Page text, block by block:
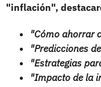
"inflación",
"Cómo ahorrar
"Predicciones
"Estrategias
"Impacto de la